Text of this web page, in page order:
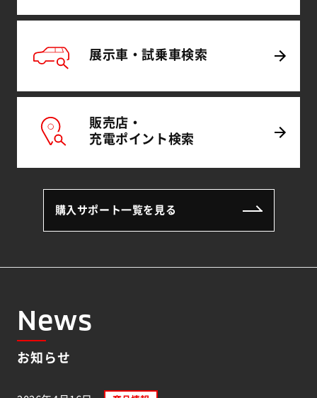
展示車・試乗車検索
販売店・
充電ポイント検索
購入サポート一覧を見る
News
お知らせ